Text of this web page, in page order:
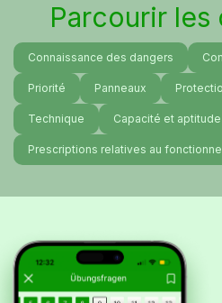
Parcourir
Connaissance des dangers
Priorité Panneaux
Technique Capacité et
Prescriptions relatives au